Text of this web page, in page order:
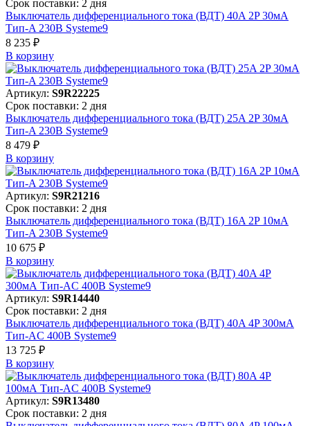
Срок поставки: 2 дня
Выключатель дифференциального тока (ВДТ) 40A 2P 30мА
Тип-A 230В Systeme9
8 235 ₽
В корзинy
Артикул: S9R22225
Срок поставки: 2 дня
Выключатель дифференциального тока (ВДТ) 25A 2P 30мА
Тип-A 230В Systeme9
8 479 ₽
В корзинy
Артикул: S9R21216
Срок поставки: 2 дня
Выключатель дифференциального тока (ВДТ) 16A 2P 10мА
Тип-A 230В Systeme9
10 675 ₽
В корзинy
Артикул: S9R14440
Срок поставки: 2 дня
Выключатель дифференциального тока (ВДТ) 40A 4P 300мА
Тип-AC 400В Systeme9
13 725 ₽
В корзинy
Артикул: S9R13480
Срок поставки: 2 дня